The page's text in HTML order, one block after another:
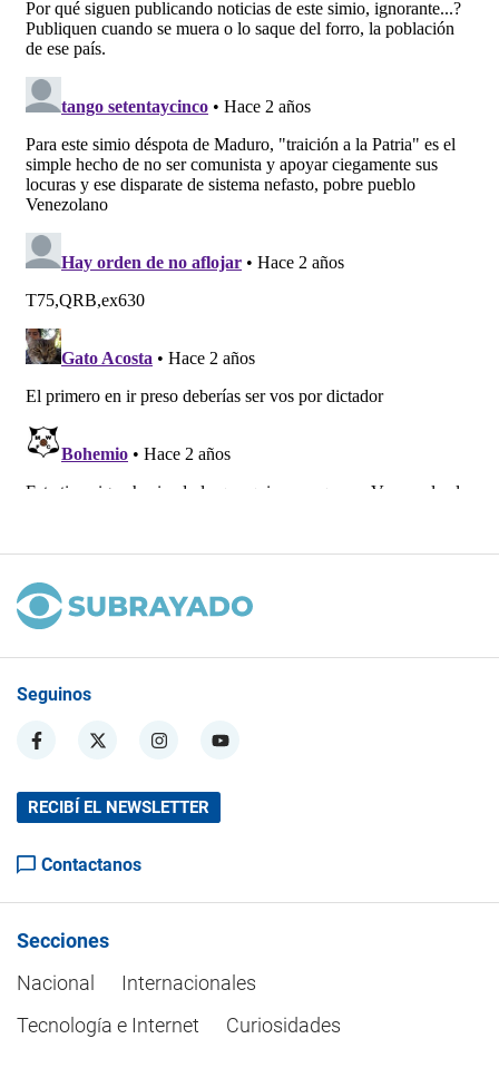
Seguinos
RECIBÍ EL NEWSLETTER
Contactanos
Secciones
Nacional
Internacionales
Tecnología e Internet
Curiosidades